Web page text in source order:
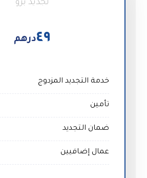
تجديد برو
٤٩درهم
خدمة التجديد المزدوج
تأمين
ضمان التجديد
عمال إضافيين